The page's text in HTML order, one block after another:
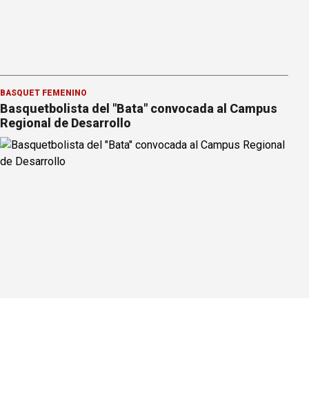
BÁSQUET FEMENINO
Basquetbolista del "Bata" convocada al Campus
Regional de Desarrollo